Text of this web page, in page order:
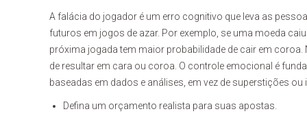
A falácia do jogador é um erro cognitivo que leva as
futuros em jogos de azar. Por exemplo, se uma moeda
próxima jogada tem maior probabilidade de cair em coroa.
de resultar em cara ou coroa. O controle emocional é
baseadas em dados e análises, em vez de superstições ou
Defina um orçamento realista para suas apostas.